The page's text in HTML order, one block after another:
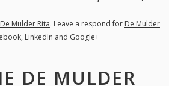
De Mulder Rita. Leave a respond for De Mulder
LinkedIn and Google+
DE MULDER